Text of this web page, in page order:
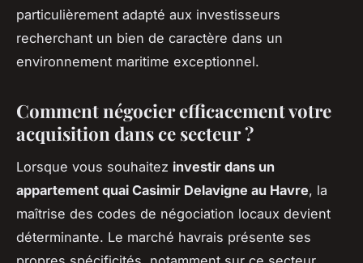
particulièrement adapté aux investisseurs
recherchant un bien de caractère dans un
environnement maritime exceptionnel.
Comment négocier efficacement votre
acquisition dans ce secteur ?
Lorsque vous souhaitez investir dans un
appartement quai Casimir Delavigne au Havre, la
maîtrise des codes de négociation locaux devient
déterminante. Le marché havrais présente ses